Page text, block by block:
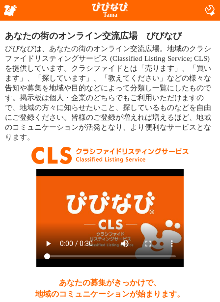
Tama
あなたの街のオンライン交流広場 びびなび
びびなびは、あなたの街のオンライン交流広場。地域のクラシ
ファイドリスティングサービス (Classified Listing Service; CLS)
を提供しています。クラシファイドとは「売ります」、「買い
ます」、「探しています」、「教えてください」などの様々な
告知や募集を地域や目的などによって分類し一覧にしたもので
す。掲示板は個人・企業のどちらでもご利用いただけますの
で、地域の方々に知らせたいこと、探しているものなどを自由
にご登録ください。皆様のご登録が増えれば増えるほど、地域
のコミュニケーションが活発となり、より便利なサービスとな
ります。
あなたの募集がきっかけで、
地域のコミュニケーションが始まります。